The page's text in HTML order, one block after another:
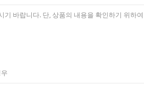
바랍니다. 단, 상품의 내용을 확인하기 위하